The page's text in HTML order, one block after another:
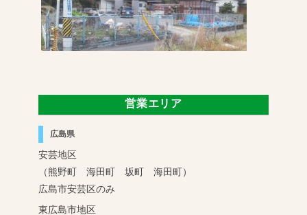
営業エリア
広島県
安芸地区
（熊野町 海田町 坂町 海田町）
広島市安芸区のみ
東広島市地区